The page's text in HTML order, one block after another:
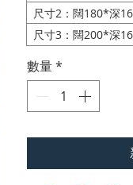
尺寸2：闊180*深
尺寸3：闊200*深
數量*